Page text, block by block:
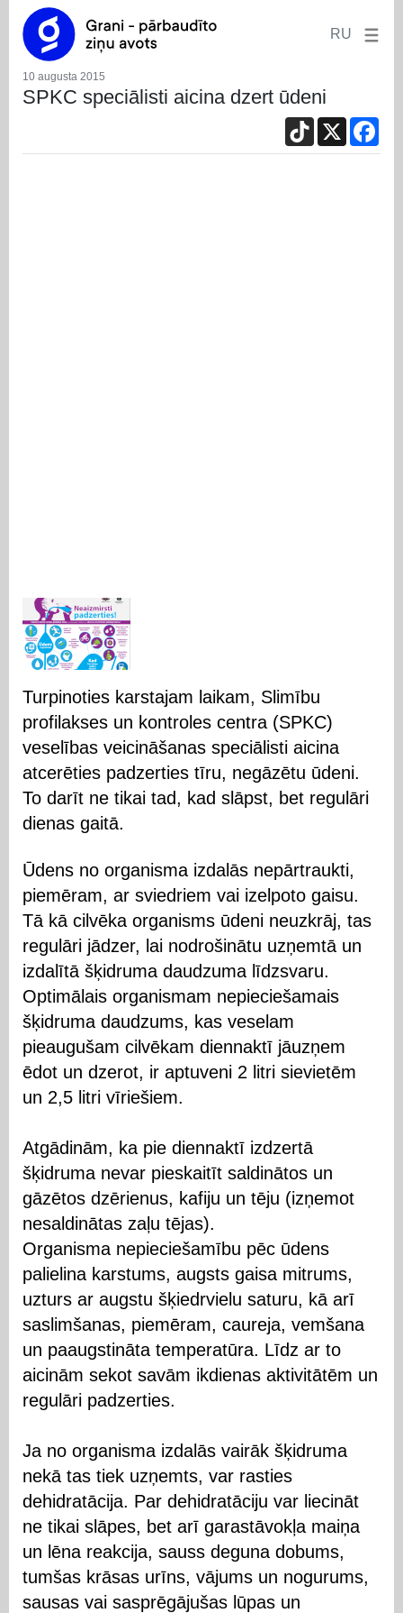
RU
10 augusta 2015
SPKC speciālisti aicina dzert ūdeni
TikTok
X
Turpinoties karstajam laikam, Slimību
profilakses un kontroles centra (SPKC)
veselības veicināšanas speciālisti aicina
atcerēties padzerties tīru, negāzētu ūdeni.
To darīt ne tikai tad, kad slāpst, bet regulāri
dienas gaitā.
Ūdens no organisma izdalās nepārtraukti,
piemēram, ar sviedriem vai izelpoto gaisu.
Tā kā cilvēka organisms ūdeni neuzkrāj, tas
regulāri jādzer, lai nodrošinātu uzņemtā un
izdalītā šķidruma daudzuma līdzsvaru.
Optimālais organismam nepieciešamais
šķidruma daudzums, kas veselam
pieaugušam cilvēkam diennaktī jāuzņem
ēdot un dzerot, ir aptuveni 2 litri sievietēm
un 2,5 litri vīriešiem.
Atgādinām, ka pie diennaktī izdzertā
šķidruma nevar pieskaitīt saldinātos un
gāzētos dzērienus, kafiju un tēju (izņemot
nesaldinātas zaļu tējas).
Organisma nepieciešamību pēc ūdens
palielina karstums, augsts gaisa mitrums,
uzturs ar augstu šķiedrvielu saturu, kā arī
saslimšanas, piemēram, caureja, vemšana
un paaugstināta temperatūra. Līdz ar to
aicinām sekot savām ikdienas aktivitātēm un
regulāri padzerties.
Ja no organisma izdalās vairāk šķidruma
nekā tas tiek uzņemts, var rasties
dehidratācija. Par dehidratāciju var liecināt
ne tikai slāpes, bet arī garastāvokļa maiņa
un lēna reakcija, sauss deguna dobums,
tumšas krāsas urīns, vājums un nogurums,
sausas vai sasprēgājušas lūpas un